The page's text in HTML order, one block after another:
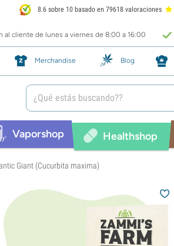
8.6 sobre 10 basado en 79618 valoraciones
al cliente de lunes a viernes de 8:00 a 16:00
Merchandise Blog
Vaporshop Healthshop
Giant (Cucurbita maxima)